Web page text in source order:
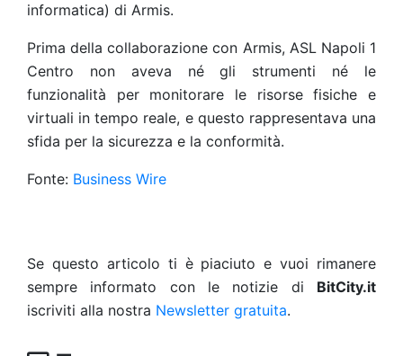
informatica) di Armis.
Prima della collaborazione con Armis, ASL Napoli 1
Centro non aveva né gli strumenti né le
funzionalità per monitorare le risorse fisiche e
virtuali in tempo reale, e questo rappresentava una
sfida per la sicurezza e la conformità.
Fonte: Business Wire
Se questo articolo ti è piaciuto e vuoi rimanere
sempre informato con le notizie di BitCity.it
iscriviti alla nostra Newsletter gratuita.